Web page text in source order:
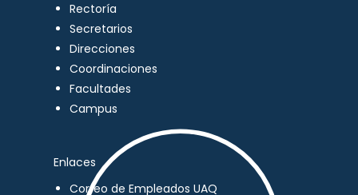
Rectoría
Secretarios
Direcciones
Coordinaciones
Facultades
Campus
Enlaces
Correo de Empleados UAQ